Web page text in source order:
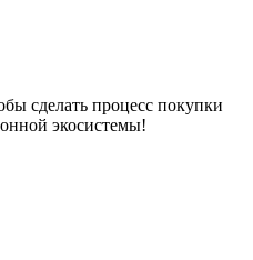
сделать процесс покупки
экосистемы!